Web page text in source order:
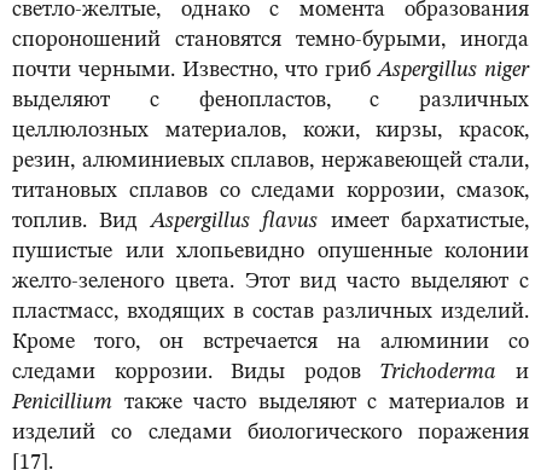
светло-желтые, однако с момента образования
спороношений становятся темно-бурыми, иногда
почти черными. Известно, что грибAspergillus niger
выделяют с фенопластов, с различных
целлюлозных материалов, кожи, кирзы, красок,
резин, алюминиевых сплавов, нержавеющей стали,
титановых сплавов со следами коррозии, смазок,
топлив. ВидAspergillus flavus имеет бархатистые,
пушистые или хлопьевидно опушенные колонии
желто-зеленого цвета. Этот вид часто выделяют с
пластмасс, входящих в состав различных изделий.
Кроме того, он встречается на алюминии со
следами коррозии. Виды родов Trichoderma и
Penicillium также часто выделяют с материалов и
изделий со следами биологического поражения
[17].